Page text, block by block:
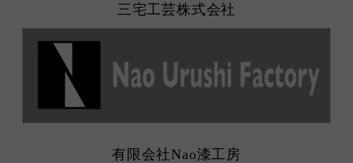
三宅工芸株式会社
有限会社Nao漆工房